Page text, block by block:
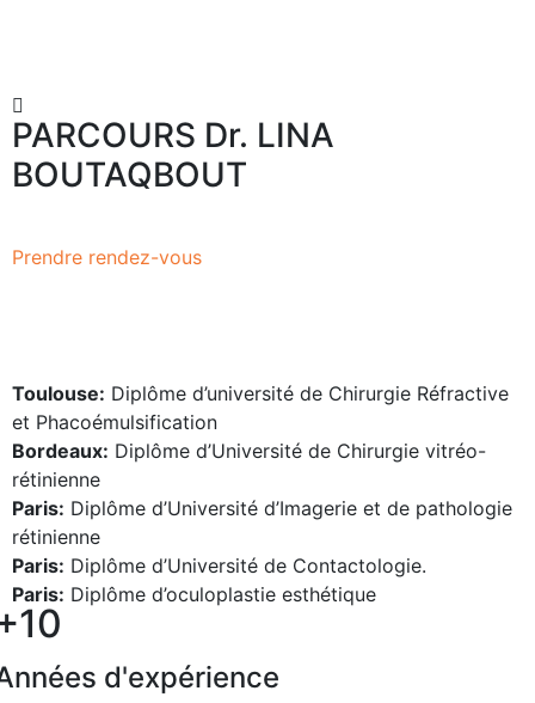
PARCOURS Dr. LINA
BOUTAQBOUT
Prendre rendez-vous
Toulouse: Diplôme d’université de Chirurgie Réfractive
et Phacoémulsification
Bordeaux: Diplôme d’Université de Chirurgie vitréo-
rétinienne
Paris: Diplôme d’Université d’Imagerie et de pathologie
rétinienne
Paris: Diplôme d’Université de Contactologie.
Paris: Diplôme d’oculoplastie esthétique
d'expérience